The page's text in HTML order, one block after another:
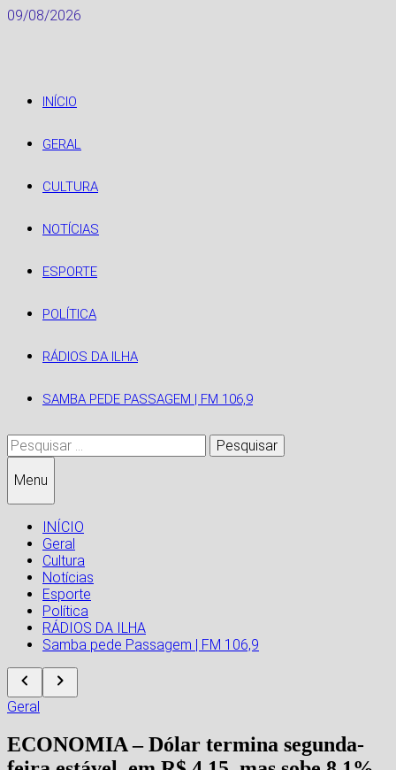
Skip
09/08/2026
INÍCIO
GERAL
CULTURA
NOTÍCIAS
ESPORTE
POLÍTICA
RÁDIOS DA ILHA
SAMBA PEDE PASSAGEM | FM 106,9
Pesquisar
por:
Menu
INÍCIO
Geral
Cultura
Notícias
Esporte
Política
RÁDIOS DA ILHA
Samba pede Passagem | FM 106,9
Geral
ECONOMIA – Dólar termina segunda-